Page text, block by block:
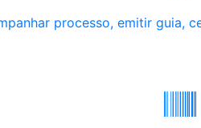
processo, emitir guia,